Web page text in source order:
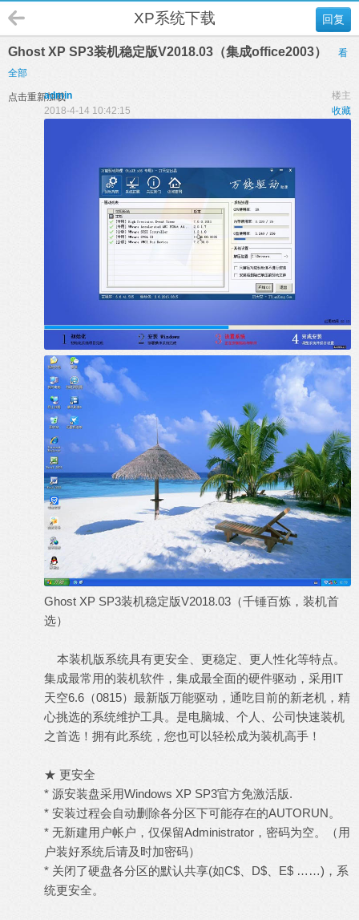
回复
XP系统下载
Ghost XP SP3装机稳定版V2018.03（集成office2003）
看
全部
点击重新加载 楼主
admin
收藏
2018-4-14 10:42:15
Ghost XP SP3装机稳定版V2018.03（千锤百炼，装机首
选）
本装机版系统具有更安全、更稳定、更人性化等特点。
集成最常用的装机软件，集成最全面的硬件驱动，采用IT
天空6.6（0815）最新版万能驱动，通吃目前的新老机，精
心挑选的系统维护工具。是电脑城、个人、公司快速装机
之首选！拥有此系统，您也可以轻松成为装机高手！
★ 更安全
* 源安装盘采用Windows XP SP3官方免激活版.
* 安装过程会自动删除各分区下可能存在的AUTORUN。
* 无新建用户帐户，仅保留Administrator，密码为空。（用
户装好系统后请及时加密码）
* 关闭了硬盘各分区的默认共享(如C$、D$、E$ ……)，系
统更安全。